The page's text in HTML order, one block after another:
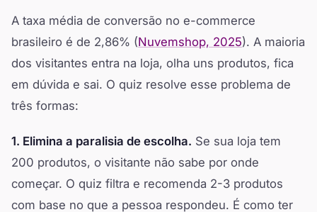
A taxa média de conversão no e-commerce
brasileiro é de 2,86% (Nuvemshop, 2025). A maioria
dos visitantes entra na loja, olha uns produtos, fica
em dúvida e sai. O quiz resolve esse problema de
três formas:
1. Elimina a paralisia de escolha. Se sua loja tem
200 produtos, o visitante não sabe por onde
começar. O quiz filtra e recomenda 2-3 produtos
com base no que a pessoa respondeu. É como ter